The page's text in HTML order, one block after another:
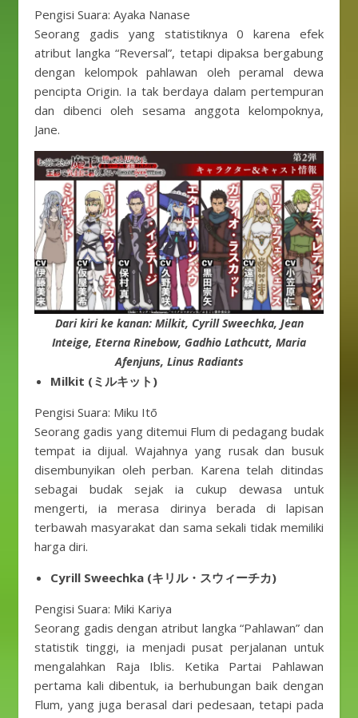
Pengisi Suara: Ayaka Nanase
Seorang gadis yang statistiknya 0 karena efek
atribut langka “Reversal”, tetapi dipaksa bergabung
dengan kelompok pahlawan oleh peramal dewa
pencipta Origin. Ia tak berdaya dalam pertempuran
dan dibenci oleh sesama anggota kelompoknya,
Jane.
Dari kiri ke kanan: Milkit, Cyrill Sweechka, Jean
Inteige, Eterna Rinebow, Gadhio Lathcutt, Maria
Afenjuns, Linus Radiants
Milkit (ミルキット)
Pengisi Suara: Miku Itō
Seorang gadis yang ditemui Flum di pedagang budak
tempat ia dijual. Wajahnya yang rusak dan busuk
disembunyikan oleh perban. Karena telah ditindas
sebagai budak sejak ia cukup dewasa untuk
mengerti, ia merasa dirinya berada di lapisan
terbawah masyarakat dan sama sekali tidak memiliki
harga diri.
Cyrill Sweechka (キリル・スウィーチカ)
Pengisi Suara: Miki Kariya
Seorang gadis dengan atribut langka “Pahlawan” dan
statistik tinggi, ia menjadi pusat perjalanan untuk
mengalahkan Raja Iblis. Ketika Partai Pahlawan
pertama kali dibentuk, ia berhubungan baik dengan
Flum, yang juga berasal dari pedesaan, tetapi pada